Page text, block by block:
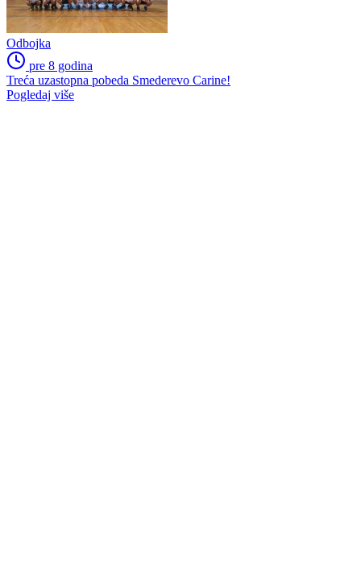
Odbojka
pre 8 godina
Treća uzastopna pobeda Smederevo Carine!
Pogledaj više